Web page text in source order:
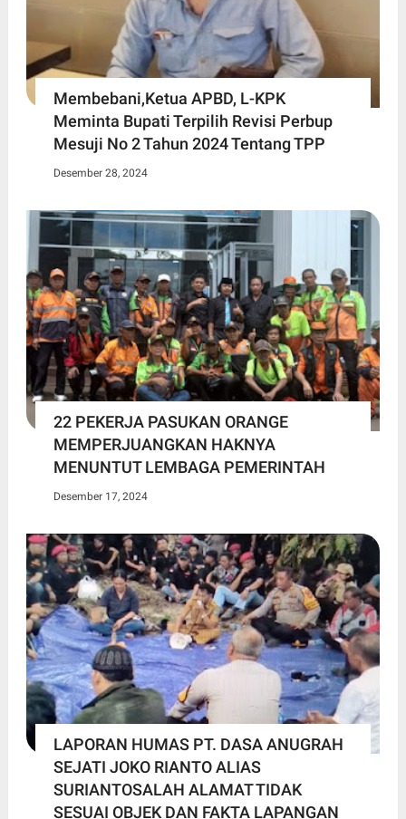
Membebani,Ketua APBD, L-KPK
Meminta Bupati Terpilih Revisi Perbup
Mesuji No 2 Tahun 2024 Tentang TPP
Desember 28, 2024
22 PEKERJA PASUKAN ORANGE
MEMPERJUANGKAN HAKNYA
MENUNTUT LEMBAGA PEMERINTAH
Desember 17, 2024
LAPORAN HUMAS PT. DASA ANUGRAH
SEJATI JOKO RIANTO ALIAS
SURIANTOSALAH ALAMAT TIDAK
SESUAI OBJEK DAN FAKTA LAPANGAN